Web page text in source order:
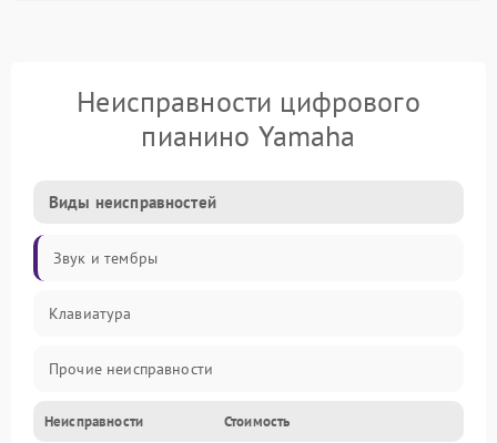
Неисправности цифрового
пианино Yamaha
Виды неисправностей
Звук и тембры
Клавиатура
Прочие неисправности
Включение и работа
Неисправности Стоимость